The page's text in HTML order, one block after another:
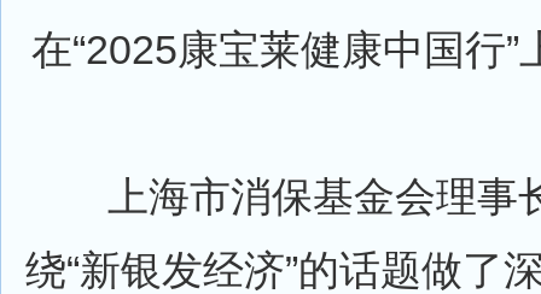
在“2025康宝莱健康中国行”
上海市消保基金会理事
绕“新银发经济”的话题做了